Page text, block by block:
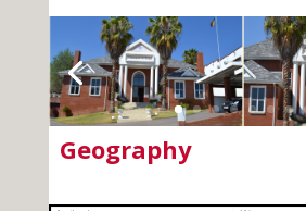
Geography